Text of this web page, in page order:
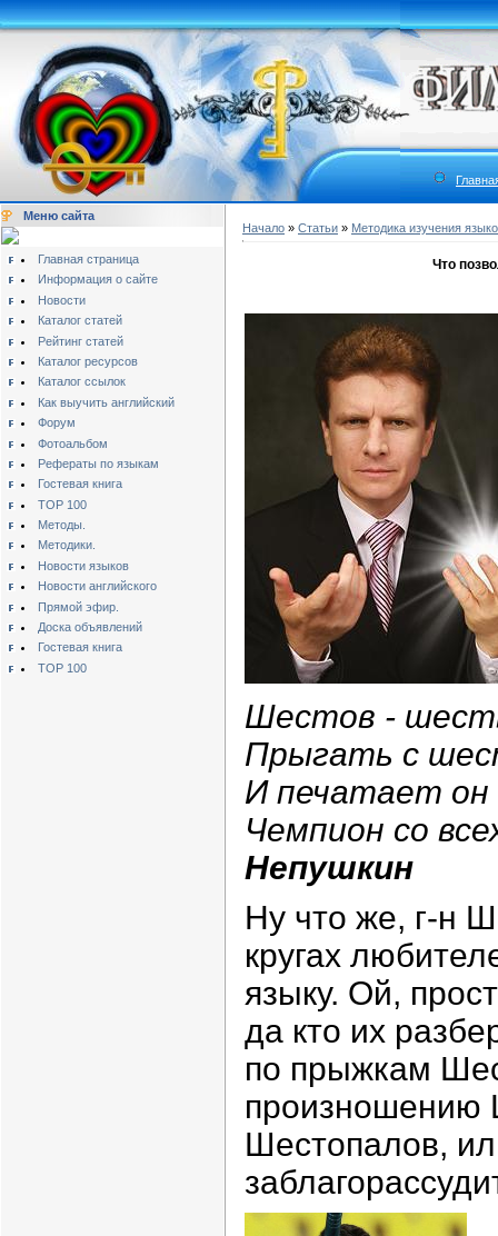
Меню сайта
Главная страница
Информация о сайте
Новости
Каталог статей
Рейтинг статей
Каталог ресурсов
Каталог ссылок
Как выучить английский
Форум
Фотоальбом
Рефераты по языкам
Гостевая книга
TOP 100
Методы.
Методики.
Новости языков
Новости английского
Прямой эфир.
Доска объявлений
Гостевая книга
TOP 100
Начало » Статьи » Методика изучения
Что
Шестов -
Прыгать с
И печатает он
Чемпион со
Непушкин
Ну что же, г-н
кругах
языку. Ой,
да кто их
по прыжкам
произношению
Шестопалов,